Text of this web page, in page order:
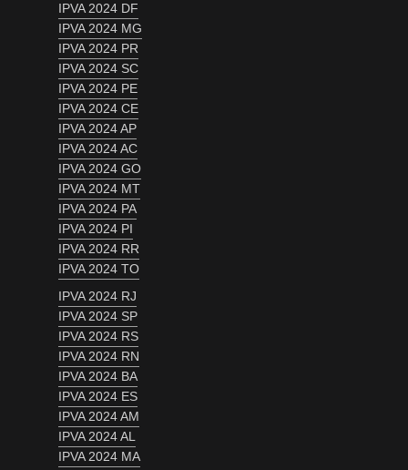
IPVA 2024 DF
IPVA 2024 MG
IPVA 2024 PR
IPVA 2024 SC
IPVA 2024 PE
IPVA 2024 CE
IPVA 2024 AP
IPVA 2024 AC
IPVA 2024 GO
IPVA 2024 MT
IPVA 2024 PA
IPVA 2024 PI
IPVA 2024 RR
IPVA 2024 TO
IPVA 2024 RJ
IPVA 2024 SP
IPVA 2024 RS
IPVA 2024 RN
IPVA 2024 BA
IPVA 2024 ES
IPVA 2024 AM
IPVA 2024 AL
IPVA 2024 MA